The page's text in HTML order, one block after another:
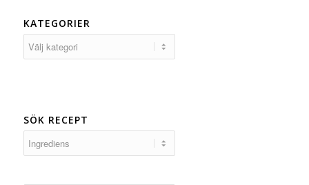
KATEGORIER
SÖK RECEPT